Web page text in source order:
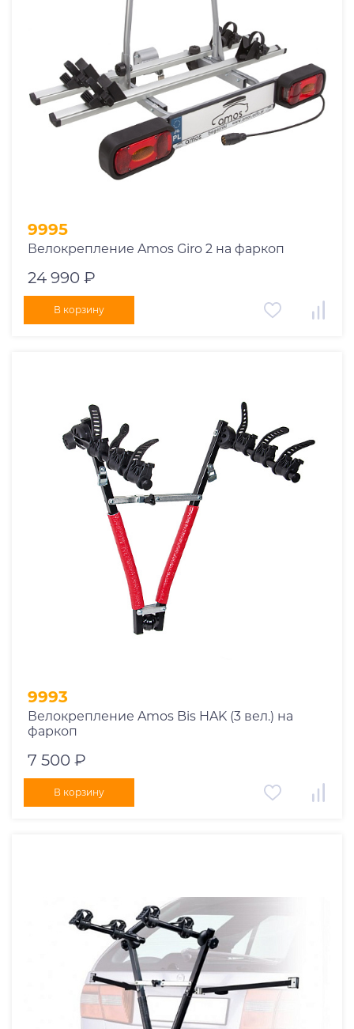
9995
Велокрепление Amos Giro 2 на фаркоп
24 990 ₽
В корзину
9993
Велокрепление Amos Bis HAK (3 вел.) на
фаркоп
7 500 ₽
В корзину